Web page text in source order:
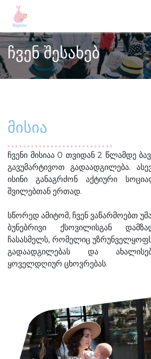
Skip to Content
ჩვენ შესახებ
მისია
ჩვენი მისიაა 0 თვიდან 2 წლამდე
გავუმარტივოთ გადაადგილება.
ისინი განაგრძონ აქტიური
შვილებთან ერთად.
სწორედ ამიტომ, ჩვენ ვაწარმოებთ
ბუნებრივი ქსოვილისგან
ჩასასმელს, რომელიც
გადაადგილებას და
ყოველდღიურ ცხოვრებას.